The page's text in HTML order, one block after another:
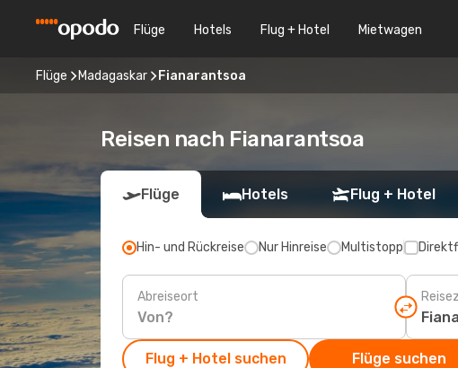
Flüge Hotels Flug + Hotel Mietwagen
Flüge Madagaskar Fianarantsoa
Reisen nach Fianarantsoa
Flüge Hotels Flug + Hotel
Hin- und Rückreise Nur Hinreise Multistopp
Abreiseort
Flug + Hotel suchen Flüge suchen